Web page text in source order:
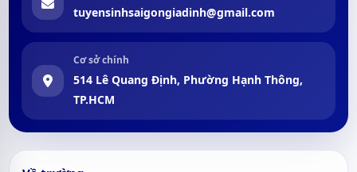
tuyensinhsaigongiadinh@gmail.com
Cơ sở chính
514 Lê Quang Định, Phường Hạnh Thông,
TP.HCM